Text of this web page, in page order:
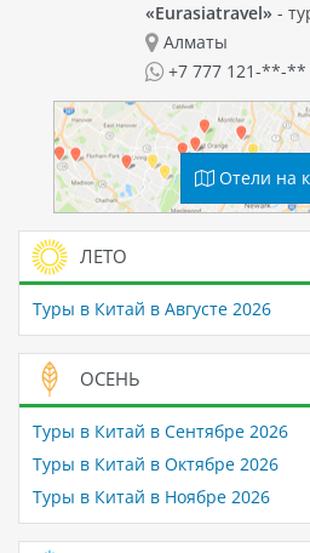
«Eurasiatravel» -
Алматы
+7 777 121-**-**
Отели на
ЛЕТО
Туры в Китай в Августе 2026
ОСЕНЬ
Туры в Китай в Сентябре 2026
Туры в Китай в Октябре 2026
Туры в Китай в Ноябре 2026